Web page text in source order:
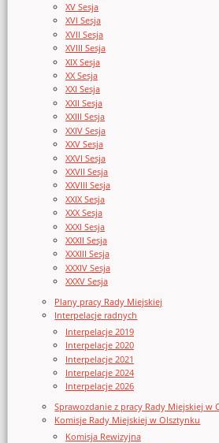
XV Sesja
XVI Sesja
XVII Sesja
XVIII Sesja
XIX Sesja
XX Sesja
XXI Sesja
XXII Sesja
XXIII Sesja
XXIV Sesja
XXV Sesja
XXVI Sesja
XXVII Sesja
XXVIII Sesja
XXIX Sesja
XXX Sesja
XXXI Sesja
XXXII Sesja
XXXIII Sesja
XXXIV Sesja
XXXV Sesja
Plany pracy Rady Miejskiej
Interpelacje radnych
Interpelacje 2019
Interpelacje 2020
Interpelacje 2021
Interpelacje 2024
Interpelacje 2026
Sprawozdanie z pracy Rady Miejskiej w
Komisje Rady Miejskiej w Olsztynku
Komisja Rewizyjna